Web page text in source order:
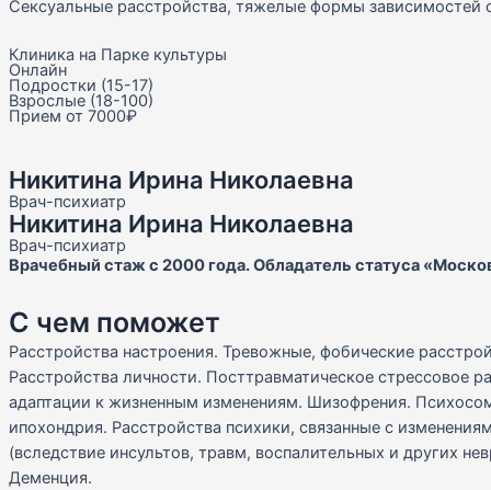
Сексуальные расстройства, тяжелые формы зависимостей
Клиника на Парке культуры
Онлайн
Подростки (15-17)
Взрослые (18-100)
Прием от 7000₽
Никитина Ирина Николаевна
Врач-психиатр
Никитина Ирина Николаевна
Врач-психиатр
Врачебный стаж с 2000 года. Обладатель статуса
С чем поможет
Расстройства настроения. Тревожные, фобические
Расстройства личности. Посттравматическое стрессовое
адаптации к жизненным изменениям. Шизофрения.
ипохондрия. Расстройства психики, связанные с
(вследствие инсультов, травм, воспалительных и других
Деменция.